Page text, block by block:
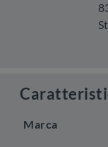
Marca